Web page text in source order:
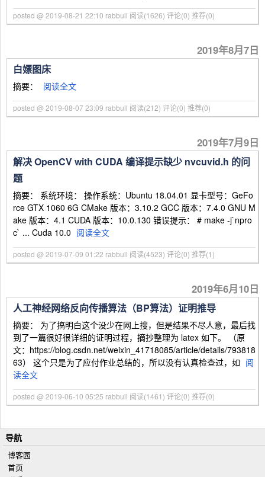
posted @ 2019-08-21 22:10 rabbull 阅读(1626) 评论(0) 推荐(0)
2019年8月7日
白嫖图床
摘要： 阅读全文
posted @ 2019-08-07 23:09 rabbull 阅读(212) 评论(0) 推荐(0)
2019年7月9日
解决 OpenCV with CUDA 编译提示缺少 nvcuvid.h 的问
题
摘要： 系统环境： 操作系统：Ubuntu 18.04.01 显卡型号：GeFo
rce GTX 1060 6G CMake 版本：3.10.2 GCC 版本：7.4.0 GNU M
ake 版本：4.1 CUDA 版本：10.0.130 错误提示： # make -j`npro
c` ... Cuda 10.0 阅读全文
posted @ 2019-07-09 01:22 rabbull 阅读(4523) 评论(0) 推荐(1)
2019年6月10日
人工神经网络反向传播算法（BP算法）证明推导
摘要： 为了搞明白这个没少在网上搜，但是结果不尽人意，最后找
到了一篇很好很详细的证明过程，摘抄整理为 latex 如下。 （原
文：https://blog.csdn.net/weixin_41718085/article/details/793818
63） 这个只是为了应付作业总结的，所以没有认真检查过，如 阅
读全文
posted @ 2019-06-10 05:25 rabbull 阅读(1461) 评论(0) 推荐(0)
导航
博客园
首页